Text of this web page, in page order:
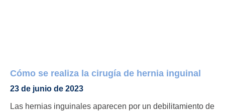
Cómo se realiza la cirugía de hernia inguinal
23 de junio de 2023
Las hernias inguinales aparecen por un debilitamiento de